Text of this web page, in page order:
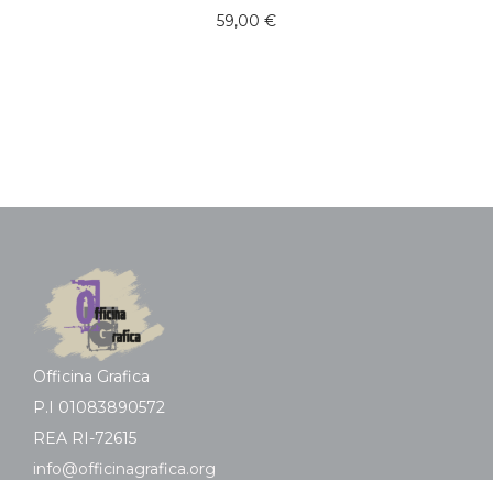
59,00 €
Officina Grafica
P.I 01083890572
REA RI-72615
info@officinagrafica.org